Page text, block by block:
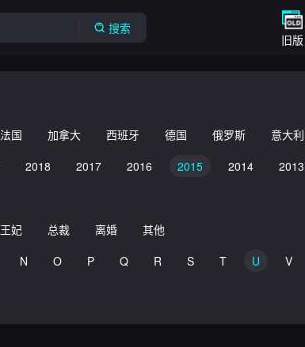
搜索
旧版
法国 加拿大 西班牙 德国 俄罗斯 意大利
2018 2017 2016 2015 2014 2013
王妃 总裁 离婚
其他
N O P Q R S T U V